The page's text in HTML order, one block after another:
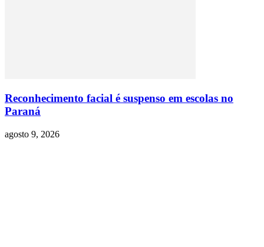
Reconhecimento facial é suspenso em escolas no
Paraná
agosto 9, 2026